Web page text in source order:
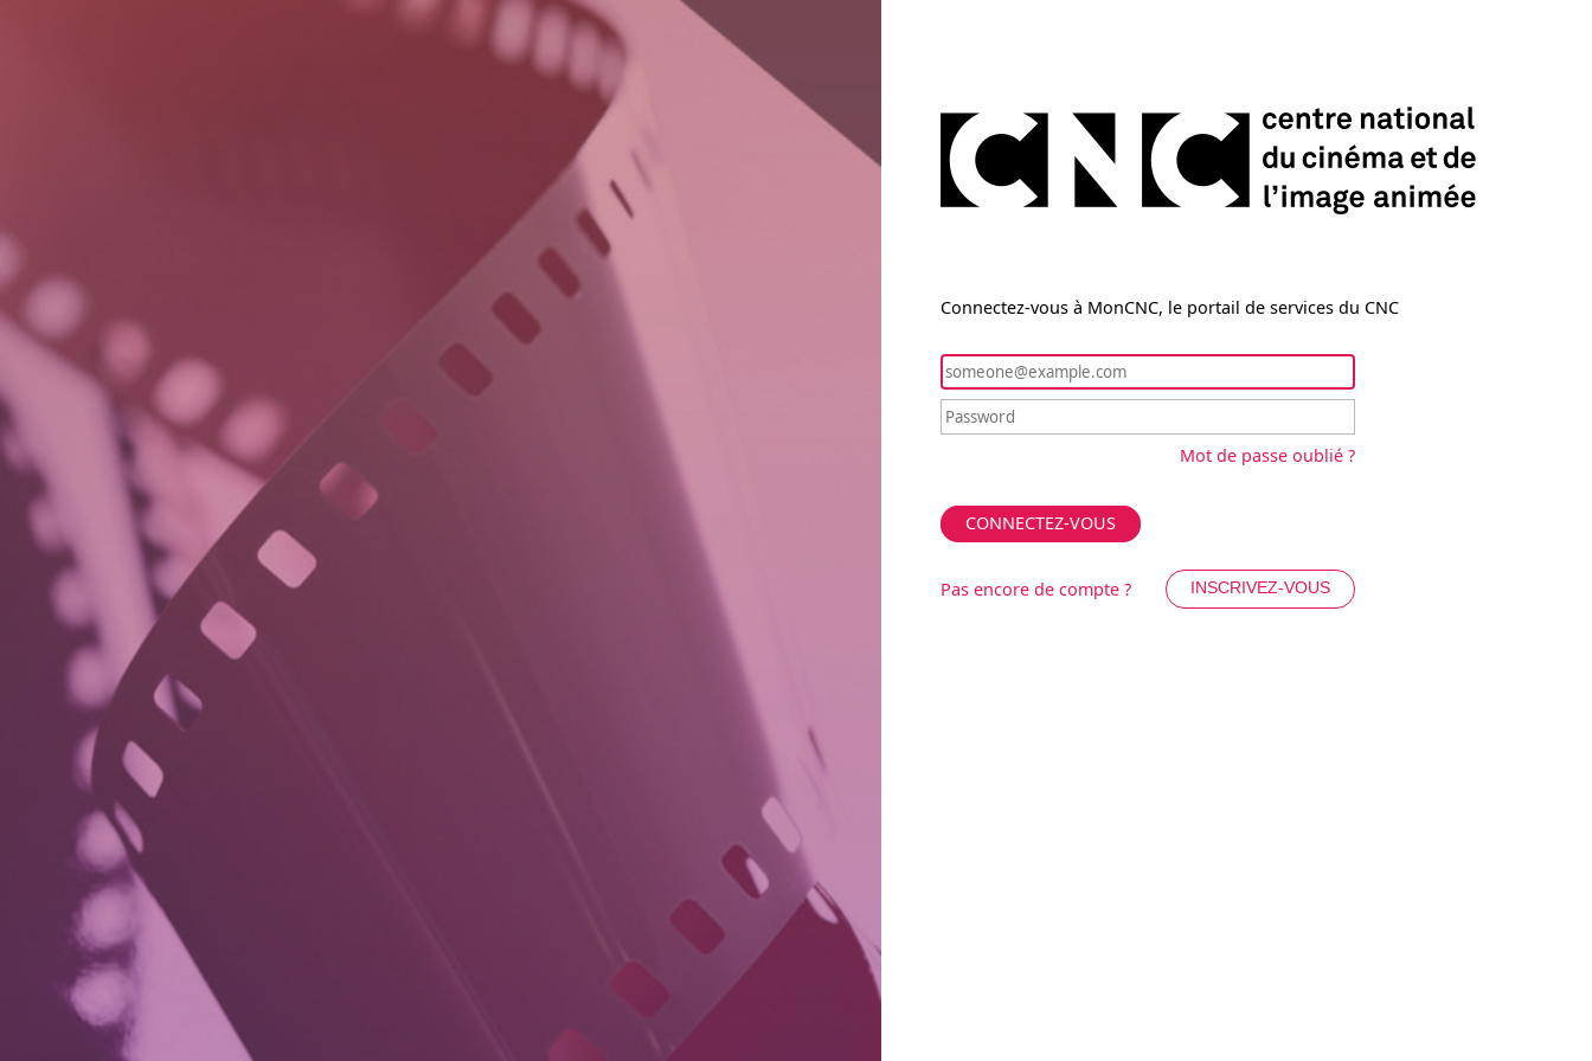
Connectez-vous à MonCNC, le portail de services du CNC
Mot de passe oublié ?
CONNECTEZ-VOUS
Pas encore de compte ? INSCRIVEZ-VOUS